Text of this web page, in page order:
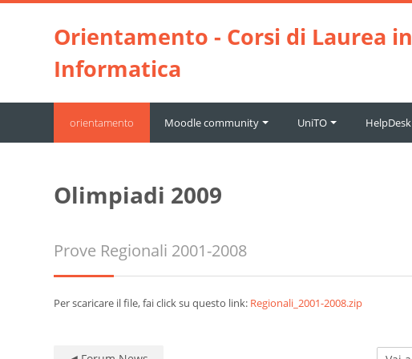
Orientamento - Corsi di Laurea in
Informatica
orientamento Moodle community UniTO HelpDesk
Olimpiadi 2009
Prove Regionali 2001-2008
Per scaricare il file, fai click su questo link: Regionali_2001-2008.zip